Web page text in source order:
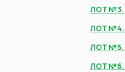
ЛОТ №3.
ЛОТ №4.
ЛОТ №5.
ЛОТ №6.